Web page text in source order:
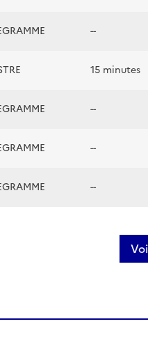
--
15 minutes
--
--
--